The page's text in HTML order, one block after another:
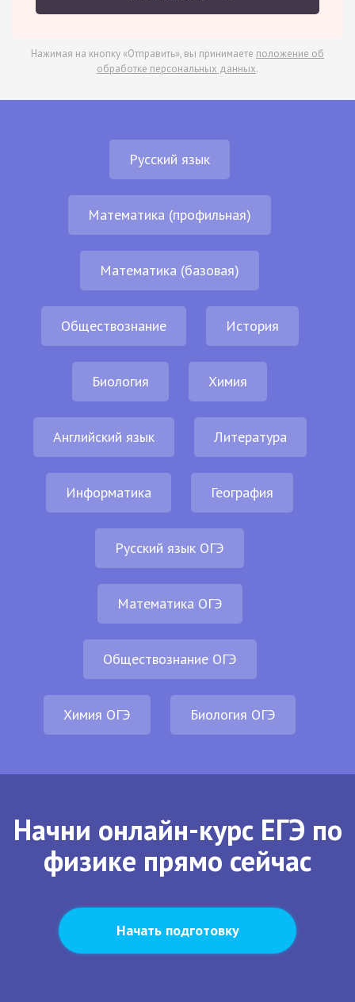
Нажимая на кнопку «Отправить», вы принимаете положение об
обработке персональных данных.
Русский язык
Математика (профильная)
Математика (базовая)
Обществознание История
Биология Химия
Английский язык Литература
Информатика География
Русский язык ОГЭ
Математика ОГЭ
Обществознание ОГЭ
Химия ОГЭ Биология ОГЭ
Начни онлайн-курс ЕГЭ по
физике прямо сейчас
Начать подготовку